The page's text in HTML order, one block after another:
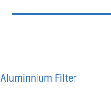
Aluminnium Filter